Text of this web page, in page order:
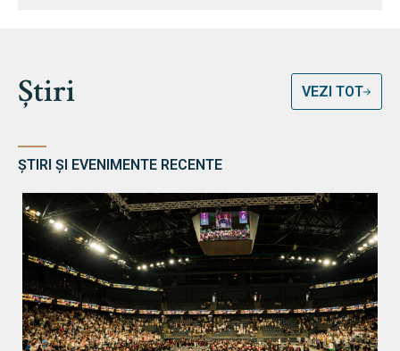
Știri VEZI TOT
ȘTIRI ȘI EVENIMENTE RECENTE